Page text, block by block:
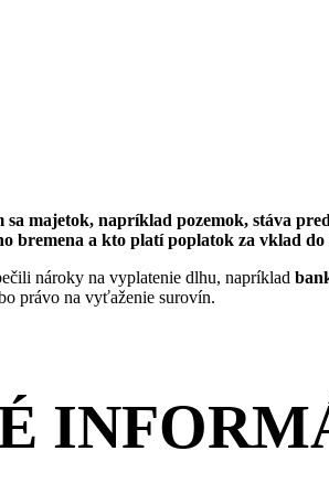
majetok, napríklad pozemok, stáva
bremena a kto platí poplatok za vklad do
nároky na vyplatenie dlhu, napríklad
právo na vyťaženie surovín.